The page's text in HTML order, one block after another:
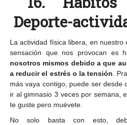
Deporte-
La actividad física libera, en nuestro
sensación que nos provocan es
nosotros mismos debido a que
a reducir el estrés o la tensión .
más vaya contigo, puede ser desde
ir al gimnasio 3 veces por semana,
te guste pero muévete.
No solo basta con esto,